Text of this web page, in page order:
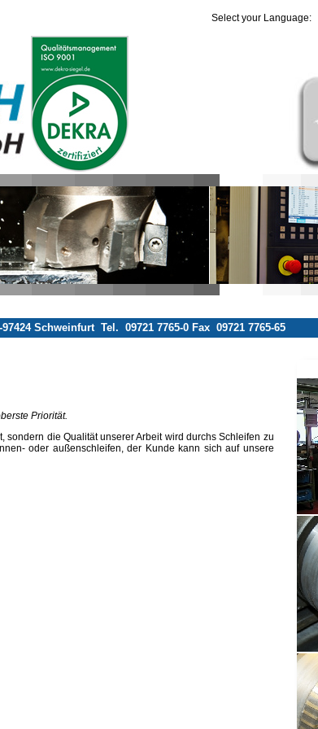
Select your Language:
Schweinfurt Tel. 09721 7765-0 Fax 09721 7765-65
Priorität.
sondern die Qualität unserer Arbeit wird durchs Schleifen zu
oder außenschleifen, der Kunde kann sich auf unsere